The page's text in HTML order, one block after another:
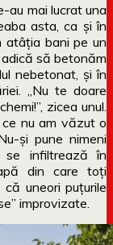
au mai lucrat una
asta, ca și în
atâția bani pe un
să betonăm
nebetonat, și în
„Nu te doare
zicea unul.
nu am văzut o
și pune nimeni
se infiltrează în
din care toți
uneori puțurile
improvizate.